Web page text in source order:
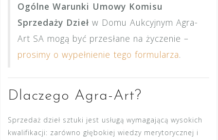
Ogólne Warunki Umowy Komisu
Sprzedaży Dzieł w Domu Aukcyjnym Agra-
Art SA mogą być przesłane na życzenie –
prosimy o wypełnienie tego formularza.
Dlaczego Agra-Art?
Sprzedaż dzieł sztuki jest usługą wymagającą wysokich
kwalifikacji: zarówno głębokiej wiedzy merytorycznej i